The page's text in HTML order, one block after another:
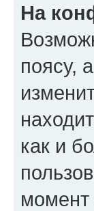
На
поясу,
как и
момент